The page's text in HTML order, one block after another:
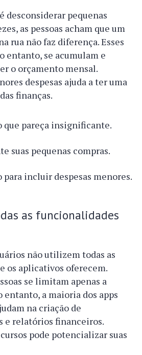
desconsiderar pequenas
as pessoas acham que um
rua não faz diferença. Esses
entanto, se acumulam e
o orçamento mensal.
despesas ajuda a ter uma
finanças.
que pareça insignificante.
suas pequenas compras.
incluir despesas menores.
as funcionalidades
não utilizem todas as
os aplicativos oferecem.
se limitam apenas a
entanto, a maioria dos apps
na criação de
e relatórios financeiros.
pode potencializar suas